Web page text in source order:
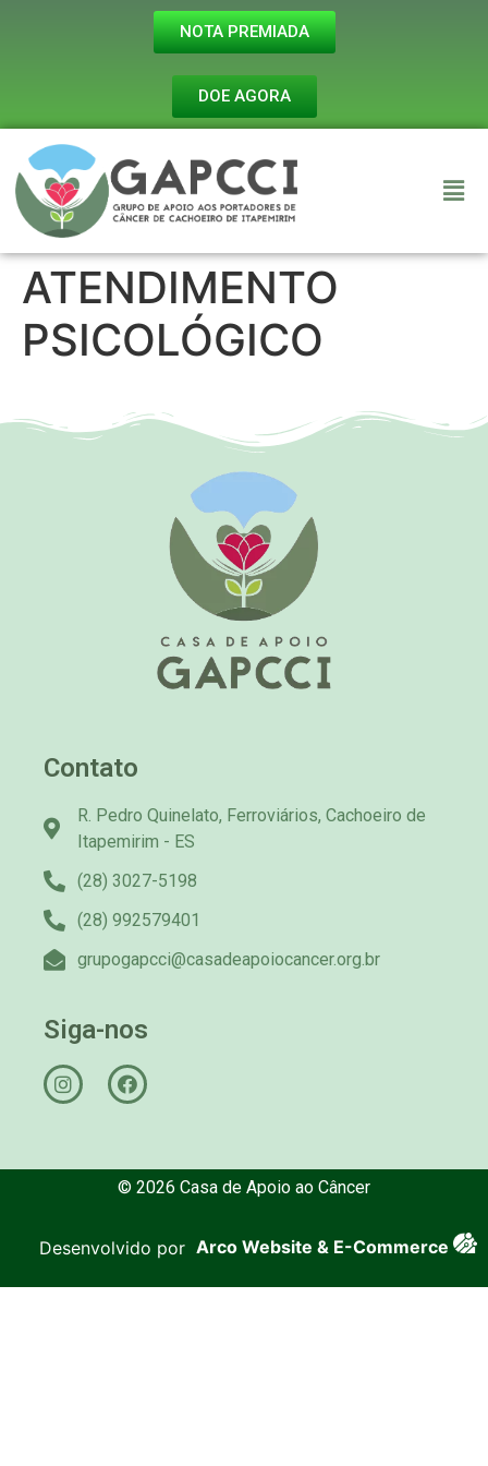
NOTA PREMIADA
DOE AGORA
ATENDIMENTO
PSICOLÓGICO
Contato
R. Pedro Quinelato, Ferroviários, Cachoeiro de
Itapemirim - ES
(28) 3027-5198
(28) 992579401
grupogapcci@casadeapoiocancer.org.br
Siga-nos
© 2026 Casa de Apoio ao Câncer
Desenvolvido por Arco Website & E-Commerce